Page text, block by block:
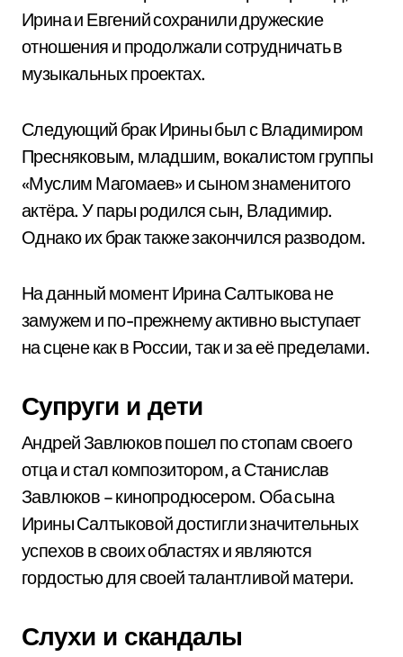
Ирина и Евгений сохранили дружеские
отношения и продолжали сотрудничать в
музыкальных проектах.
Следующий брак Ирины был с Владимиром
Пресняковым, младшим, вокалистом группы
«Муслим Магомаев» и сыном знаменитого
актёра. У пары родился сын, Владимир.
Однако их брак также закончился разводом.
На данный момент Ирина Салтыкова не
замужем и по-прежнему активно выступает
на сцене как в России, так и за её пределами.
Супруги и дети
Андрей Завлюков пошел по стопам своего
отца и стал композитором, а Станислав
Завлюков – кинопродюсером. Оба сына
Ирины Салтыковой достигли значительных
успехов в своих областях и являются
гордостью для своей талантливой матери.
Слухи и скандалы